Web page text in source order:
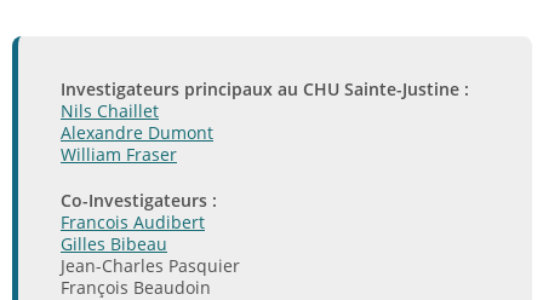
Investigateurs principaux au CHU Sainte-Justine :
Nils Chaillet
Alexandre Dumont
William Fraser
Co-Investigateurs :
Francois Audibert
Gilles Bibeau
Jean-Charles Pasquier
François Beaudoin